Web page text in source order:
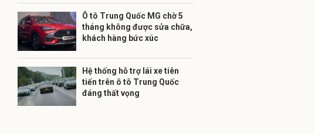
Ô tô Trung Quốc MG chờ 5
tháng không được sửa chữa,
khách hàng bức xúc
Hệ thống hỗ trợ lái xe tiên
tiến trên ô tô Trung Quốc
đáng thất vọng